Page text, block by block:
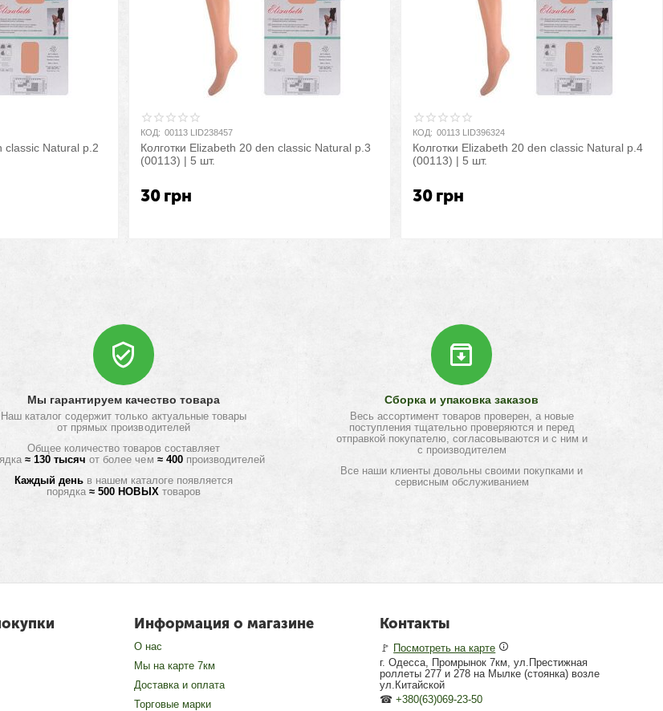
classic Natural р.2
КОД: 00113 LID238457
Колготки Elizabeth 20 den classic Natural р.3
(00113) | 5 шт.
30 грн
КОД: 00113 LID396324
Колготки Elizabeth 20 den classic Natural р.4
(00113) | 5 шт.
30 грн
Мы гарантируем качество товара
Наш каталог содержит только актуальные товары
от прямых производителей
Общее количество товаров составляет
≈ 130 тысяч от более чем ≈ 400 производителей
Каждый деньв нашем каталоге появляется
порядка≈ 500 НОВЫХ товаров
Сборка и упаковка заказов
Весь ассортимент товаров проверен, а новые
поступления тщательно проверяются и перед
отправкой покупателю, согласовываются и с ним и
с производителем
Все наши клиенты довольны своими покупками и
сервисным обслуживанием
Информация о магазине
О нас
Мы на карте 7км
Доставка и оплата
Торговые марки
Контакты
🚩 Посмотреть на карте
г. Одесса, Промрынок 7км, ул.Престижная
роллеты 277 и 278 на Мылке (стоянка) возле
ул.Китайской
☎+380(63)069-23-50